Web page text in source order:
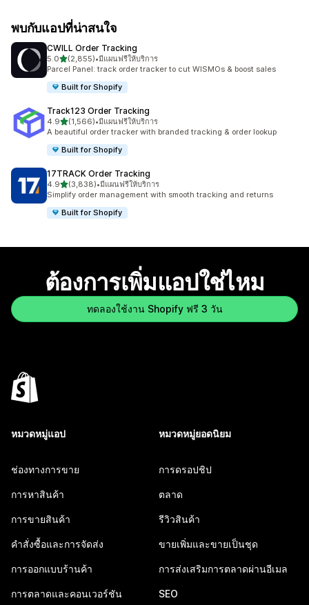
พบกับแอปที่น่าสนใจ
CWILL Order Tracking
5.0เต็ม 5 ดาว
(2,855)
ทั้งหมด 2855 รีวิว
•มีแผนฟรีให้บริการ
Parcel Panel: track order tracker to cut WISMOs & boost sales
Built for Shopify
Track123 Order Tracking
4.9เต็ม 5 ดาว
(1,566)
ทั้งหมด 1566 รีวิว
•มีแผนฟรีให้บริการ
A beautiful order tracker with branded tracking & order lookup
Built for Shopify
17TRACK Order Tracking
4.9เต็ม 5 ดาว
(3,838)
ทั้งหมด 3838 รีวิว
•มีแผนฟรีให้บริการ
Simplify order management with smooth tracking and returns
Built for Shopify
ต้องการเพิ่มแอปใช่ไหม
ทดลองใช้งาน Shopify ฟรี 3 วัน
หมวดหมู่แอป
ช่องทางการขาย
การหาสินค้า
การขายสินค้า
คำสั่งซื้อและการจัดส่ง
การออกแบบร้านค้า
การตลาดและคอนเวอร์ชัน
หมวดหมู่ยอดนิยม
การดรอปชิป
ตลาด
รีวิวสินค้า
ขายเพิ่มและขายเป็นชุด
การส่งเสริมการตลาดผ่านอีเมล
SEO